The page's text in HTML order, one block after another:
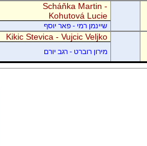
Scháňka Martin -
Kohutová Lucie
שיינמן רמי - פאר יוסף
Kikic Stevica - Vujcic Veljko
מירון רוברט - רגב יורם